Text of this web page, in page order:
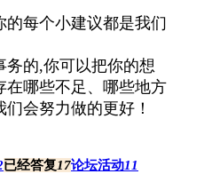
每个小建议都是我们
务的,你可以把你的想
在哪些不足、哪些地方
会努力做的更好！
已经答复17论坛活动11